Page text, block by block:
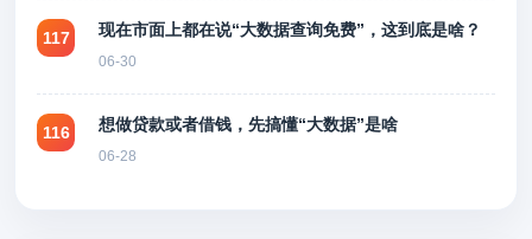
117 现在市面上都在说“大数据查询免费”，这到底是啥？
06-30
116 想做贷款或者借钱，先搞懂“大数据”是啥
06-28